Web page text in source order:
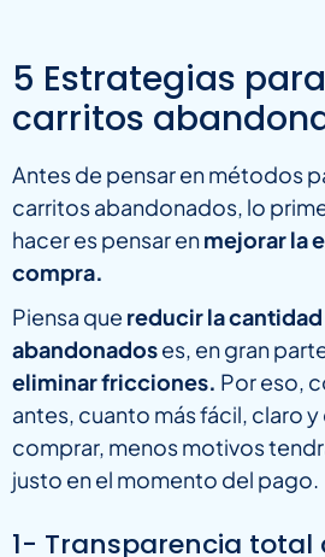
5 Estrategias
carritos
Antes de pensar en métodos
carritos abandonados, lo
hacer es pensar enmejorar la
compra.
Piensa que reducir la
abandonadoses, en gran
eliminar fricciones. Por eso,
antes, cuanto más fácil, claro
comprar, menos motivos
justo en el momento del pago.
1- Transparencia total